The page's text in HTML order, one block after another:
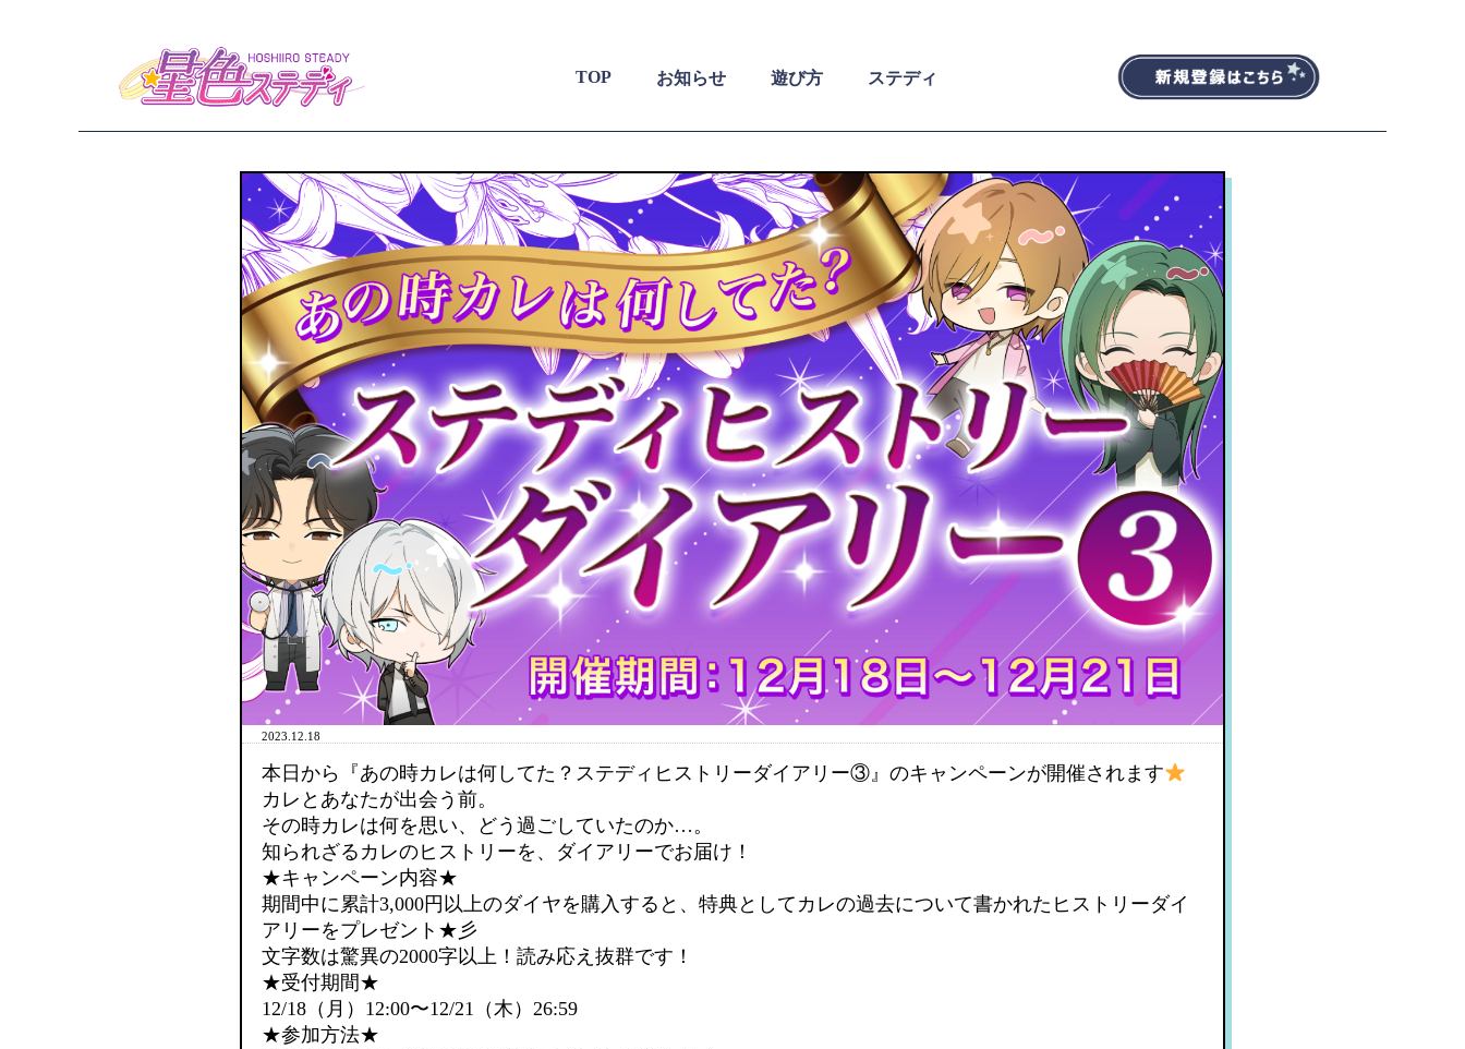
TOP お知らせ 遊び方 ステディ
2023.12.18
本日から『あの時カレは何してた？ステディヒストリーダイアリー③』のキャンペーンが開催されます
カレとあなたが出会う前。
その時カレは何を思い、どう過ごしていたのか…。
知られざるカレのヒストリーを、ダイアリーでお届け！
★キャンペーン内容★
期間中に累計3,000円以上のダイヤを購入すると、特典としてカレの過去について書かれたヒストリーダイ
アリーをプレゼント★彡
文字数は驚異の2000字以上！読み応え抜群です！
★受付期間★
12/18（月）12:00〜12/21（木）26:59
★参加方法★